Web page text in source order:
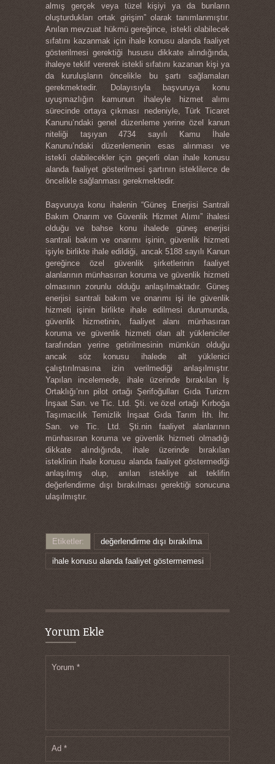
almış gerçek veya tüzel kişiyi ya da bunların
oluşturdukları ortak girişim” olarak tanımlanmıştır.
Anılan mevzuat hükmü gereğince, istekli olabilecek
sıfatını kazanmak için ihale konusu alanda faaliyet
gösterilmesi gerektiği hususu dikkate alındığında,
ihaleye teklif vererek istekli sıfatını kazanan kişi ya
da kuruluşların öncelikle bu şartı sağlamaları
gerekmektedir. Dolayısıyla başvuruya konu
uyuşmazlığın kamunun ihaleyle hizmet alımı
sürecinde ortaya çıkması nedeniyle, Türk Ticaret
Kanunu’ndaki genel düzenleme yerine özel kanun
niteliği taşıyan 4734 sayılı Kamu İhale
Kanunu’ndaki düzenlemenin esas alınması ve
istekli olabilecekler için geçerli olan ihale konusu
alanda faaliyet gösterilmesi şartının isteklilerce de
öncelikle sağlanması gerekmektedir.
Başvuruya konu ihalenin “Güneş Enerjisi Santrali
Bakım Onarım ve Güvenlik Hizmet Alımı” ihalesi
olduğu ve bahse konu ihalede güneş enerjisi
santrali bakım ve onarımı işinin, güvenlik hizmeti
işiyle birlikte ihale edildiği, ancak 5188 sayılı Kanun
gereğince özel güvenlik şirketlerinin faaliyet
alanlarının münhasıran koruma ve güvenlik hizmeti
olmasının zorunlu olduğu anlaşılmaktadır. Güneş
enerjisi santrali bakım ve onarımı işi ile güvenlik
hizmeti işinin birlikte ihale edilmesi durumunda,
güvenlik hizmetinin, faaliyet alanı münhasıran
koruma ve güvenlik hizmeti olan alt yükleniciler
tarafından yerine getirilmesinin mümkün olduğu
ancak söz konusu ihalede alt yüklenici
çalıştırılmasına izin verilmediği anlaşılmıştır.
Yapılan incelemede, ihale üzerinde bırakılan İş
Ortaklığı’nın pilot ortağı Şerifoğulları Gıda Turizm
İnşaat San. ve Tic. Ltd. Şti. ve özel ortağı Kırboğa
Taşımacılık Temizlik İnşaat Gıda Tarım İth. İhr.
San. ve Tic. Ltd. Şti.nin faaliyet alanlarının
münhasıran koruma ve güvenlik hizmeti olmadığı
dikkate alındığında, ihale üzerinde bırakılan
isteklinin ihale konusu alanda faaliyet göstermediği
anlaşılmış olup, anılan istekliye ait teklifin
değerlendirme dışı bırakılması gerektiği sonucuna
ulaşılmıştır.
Etiketler: değerlendirme dışı bırakılma
ihale konusu alanda faaliyet göstermemesi
Yorum Ekle
Yorum *
Ad *